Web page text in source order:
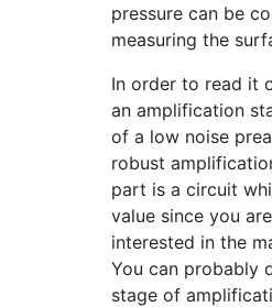
pressure can be
measuring the
In order to read it
an amplification
of a low noise
robust
part is a circuit
value since you
interested in the
You can probably
stage of